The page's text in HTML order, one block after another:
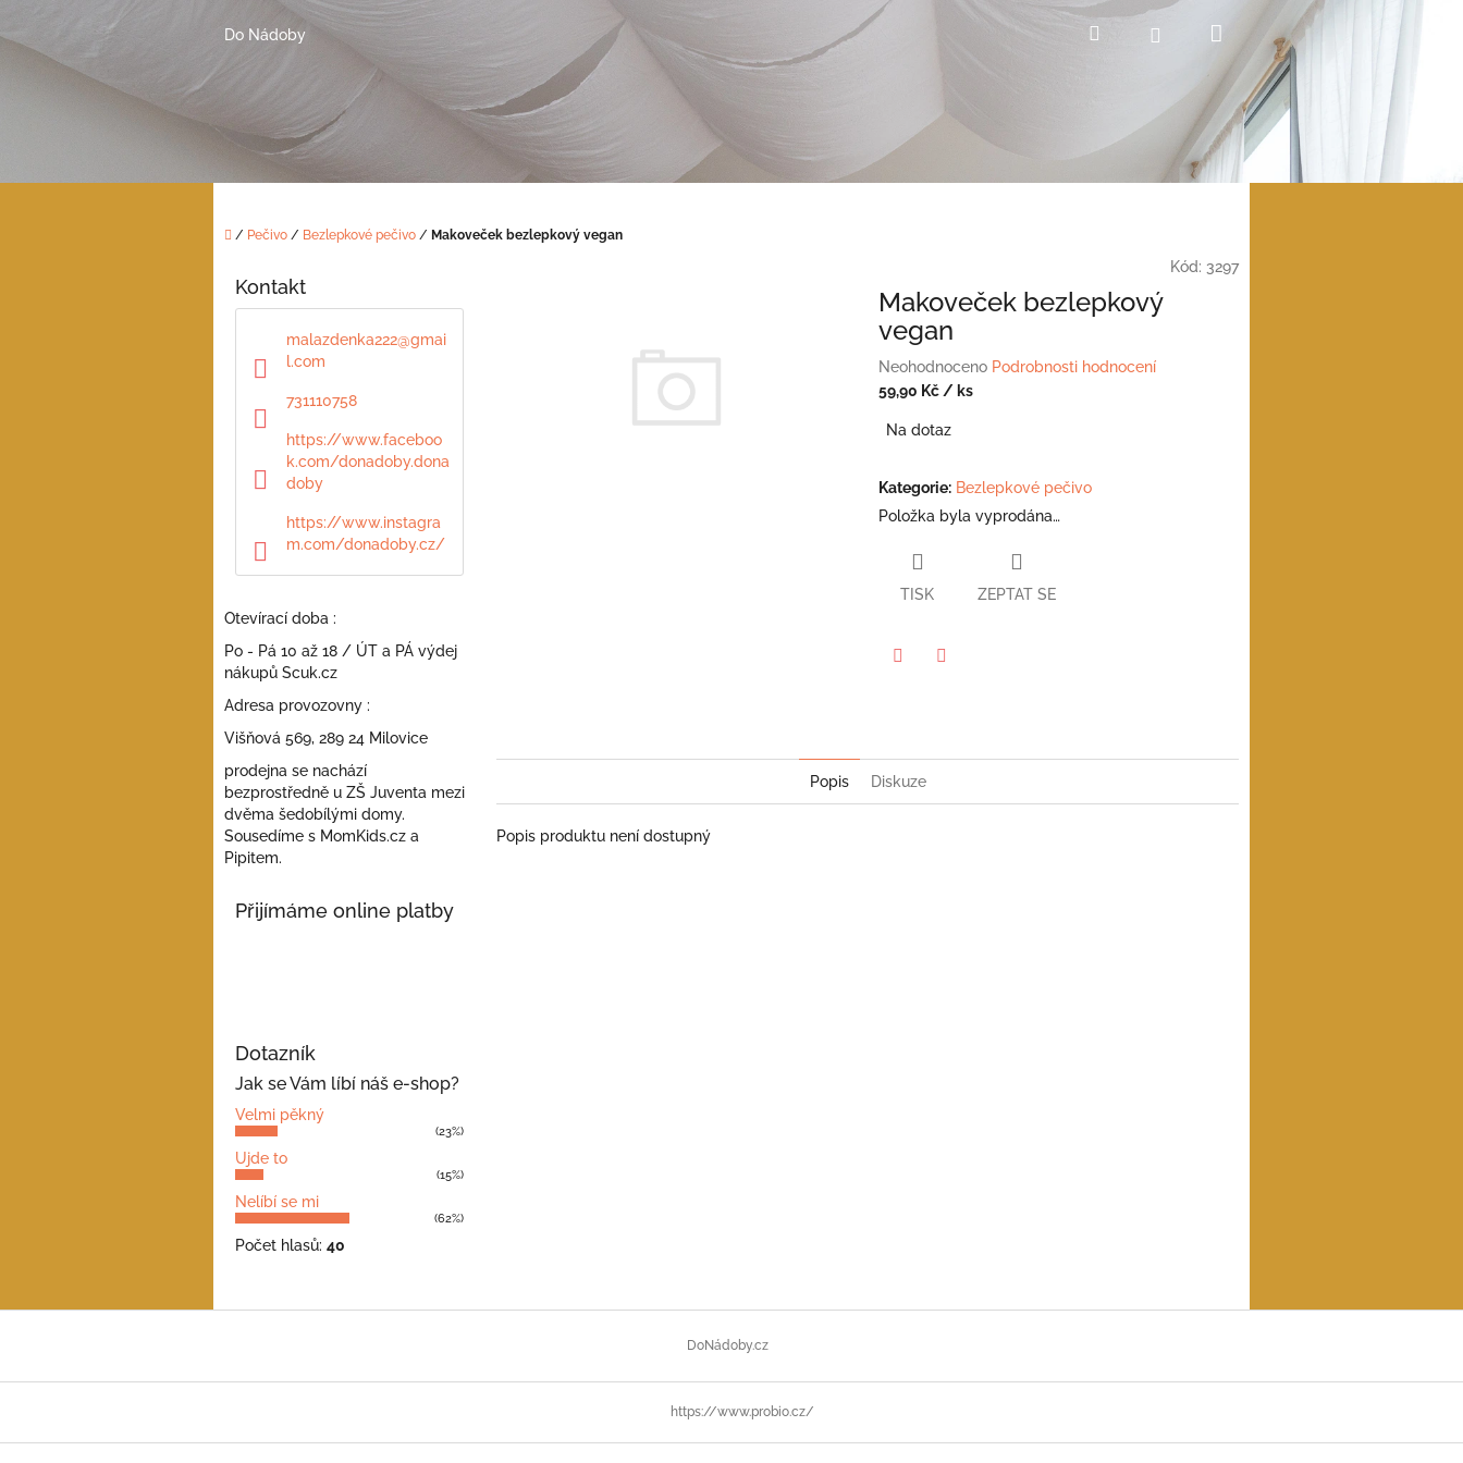
obsah
Do Nádoby Hledat PřihlášeníNákupní
košík
Domů
/ Pečivo / Bezlepkové pečivo / Makoveček bezlepkový vegan
Kontakt
malazdenka222@gmai
l.com
731110758
https://www.faceboo
k.com/donadoby.dona
doby
https://www.instagra
m.com/donadoby.cz/
Otevírací doba :
Po - Pá 10 až 18 / ÚT a PÁ výdej
nákupů Scuk.cz
Adresa provozovny :
Višňová 569, 289 24 Milovice
prodejna se nachází
bezprostředně u ZŠ Juventa mezi
dvěma šedobílými domy.
Sousedíme s MomKids.cz a
Pipitem.
Přijímáme online platby
Dotazník
Jak se Vám líbí náš e-shop?
Velmi pěkný
(23%)
Ujde to
(15%)
Nelíbí se mi
(62%)
Počet hlasů: 40
Kód: 3297
Makoveček bezlepkový
vegan
Průměrné
hodnocení
je
5
hvězdiček.
Neohodnoceno Podrobnosti hodnocení
59,90 Kč / ks
cena:
Na dotaz
Kategorie: Bezlepkové pečivo
Položka byla vyprodána…
TISK ZEPTAT SE
Popis Diskuze
Popis produktu není dostupný
í
DoNádoby.cz
https://www.probio.cz/